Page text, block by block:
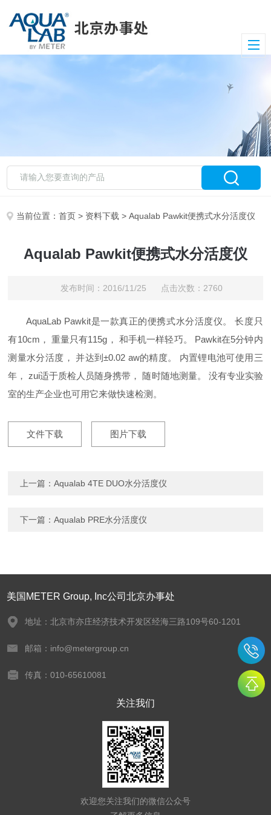
当前位置：首页 > 资料下载 > Aqualab Pawkit便携式水分活度仪
Aqualab Pawkit便携式水分活度仪
发布时间：2016/11/25 点击次数：2760
AquaLab Pawkit是一款真正的便携式水分活度仪。 长度只
有10cm， 重量只有115g， 和手机一样轻巧。 Pawkit在5分钟内
测量水分活度， 并达到±0.02 aw的精度。 内置锂电池可使用三
年， zui适于质检人员随身携带， 随时随地测量。 没有专业实验
室的生产企业也可用它来做快速检测。
文件下载 图片下载
上一篇：Aqualab 4TE DUO水分活度仪
下一篇：Aqualab PRE水分活度仪
美国METER Group, Inc公司北京办事处
地址：北京市亦庄经济技术开发区经海三路109号60-1201
邮箱：info@metergroup.cn
传真：010-65610081
关注我们
欢迎您关注我们的微信公众号